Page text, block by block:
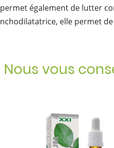
également de lutter
elle permet
Nous vous